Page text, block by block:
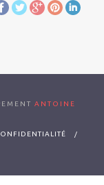
ANTOINE